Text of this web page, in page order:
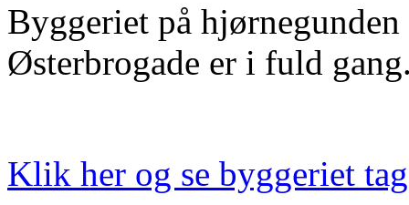
Byggeriet på
Østerbrogade er i fuld
Klik her og se byggeriet